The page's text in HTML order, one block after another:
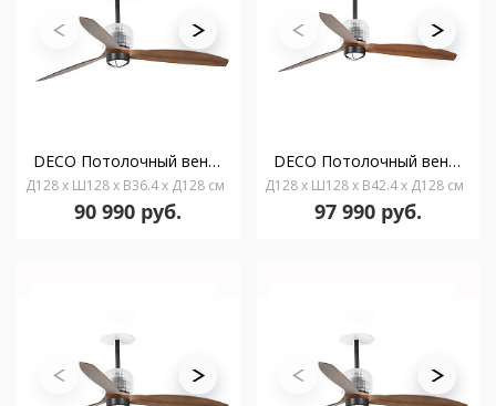
DECO Потолочный вентилятор с освещением встраиваемый Ш1280 черный 3P орех 3000K
Д128 x Ш128 x В36.4 x Д128 см
90 990 руб.
DECO Потолочный вентилятор с освещением Ш1280 черный 3P орех 3000K WCTLB
Д128 x Ш128 x В42.4 x Д128 см
97 990 руб.